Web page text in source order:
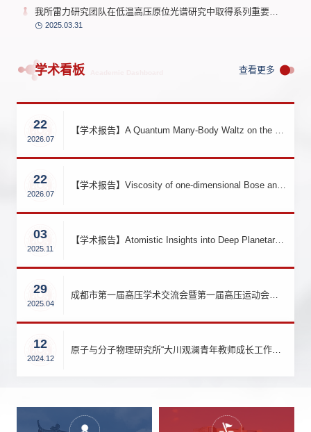
我所雷力研究团队在低温高压原位光谱研究中取得系列重要进展
2025.03.31
学术看板 查看更多
22
2026.07
【学术报告】A Quantum Many-Body Waltz on the Poincaré Disk:Bose-Einstein Condensates with random interac
22
2026.07
【学术报告】Viscosity of one-dimensional Bose and Fermi gases
03
2025.11
【学术报告】Atomistic Insights into Deep Planetary Materials: From Fast Ion Conduction to Acoustic Anelast
29
2025.04
成都市第一届高压学术交流会暨第一届高压运动会于四川大学望江校区举行 一、学术交流会
12
2024.12
原子与分子物理研究所“大川观澜青年教师成长工作坊”顺利开展